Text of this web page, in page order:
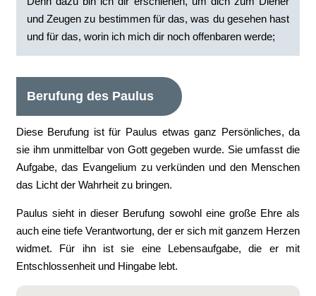
und Zeugen zu bestimmen für das, was du gesehen hast
und für das, worin ich mich dir noch offenbaren werde;
Berufung des Paulus
Diese Berufung ist für Paulus etwas ganz Persönliches, da
sie ihm unmittelbar von Gott gegeben wurde. Sie umfasst die
Aufgabe, das Evangelium zu verkünden und den Menschen
das Licht der Wahrheit zu bringen.
Paulus sieht in dieser Berufung sowohl eine große Ehre als
auch eine tiefe Verantwortung, der er sich mit ganzem Herzen
widmet. Für ihn ist sie eine Lebensaufgabe, die er mit
Entschlossenheit und Hingabe lebt.